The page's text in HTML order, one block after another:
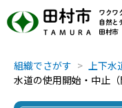
田村市
TAMURA
ワクワ
自然と
田村市
組織でさがす
上下水
水道の使用開始・中止